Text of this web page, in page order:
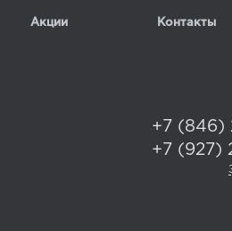
Акции Контакты
+7 (846)
+7 (927)